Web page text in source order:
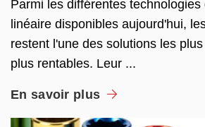
Parmi les différentes
linéaire disponibles aujourd'hui,
restent l'une des solutions les
plus rentables. Leur ...
En savoir plus